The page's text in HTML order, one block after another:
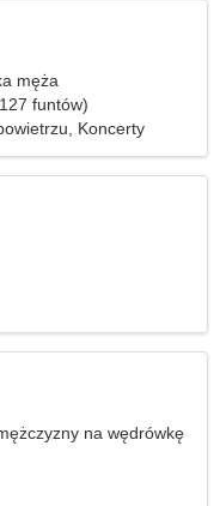
męża
funtów)
Koncerty
na wędrówkę